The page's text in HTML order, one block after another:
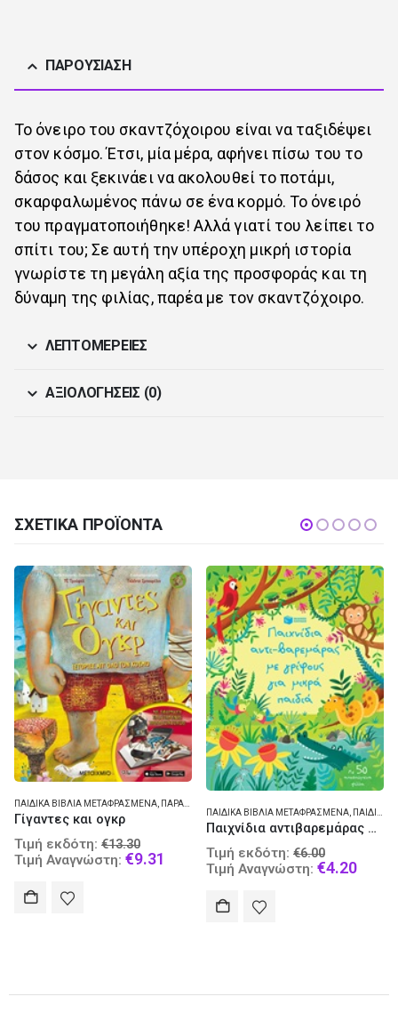
ΠΑΡΟΥΣΊΑΣΗ
Το όνειρο του σκαντζόχοιρου είναι να ταξιδέψει
στον κόσμο. Έτσι, μία μέρα, αφήνει πίσω του το
δάσος και ξεκινάει να ακολουθεί το ποτάμι,
σκαρφαλωμένος πάνω σε ένα κορμό. Το όνειρό
του πραγματοποιήθηκε! Αλλά γιατί του λείπει το
σπίτι του; Σε αυτή την υπέροχη μικρή ιστορία
γνωρίστε τη μεγάλη αξία της προσφοράς και τη
δύναμη της φιλίας, παρέα με τον σκαντζόχοιρο.
ΛΕΠΤΟΜΈΡΕΙΕΣ
ΑΞΙΟΛΟΓΉΣΕΙΣ (0)
ΣΧΕΤΙΚΆ ΠΡΟΪΌΝΤΑ
ΠΑΙΔΙΚΆ ΒΙΒΛΊΑ ΜΕΤΑΦΡΑΣΜΈΝΑ
Τιμή εκδότη: € 6.00Original
price
Τιμή Αναγνώστη: €4.20 Current
ΠΑΙΔΙΚΆ ΒΙΒΛΊΑ ΜΕΤΑΦΡΑΣΜΈΝΑ
Τιμή εκδότη: €12.20Original
price
€12.20.
9.76
is: